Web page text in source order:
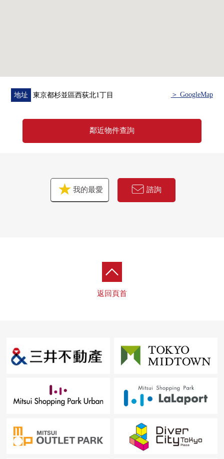
首先，在免付費專線，請命令擁有房地產的概要。
※以首都圏為中心，也承受關於杉並區周圍以外的房地產
的出售的需討論。
地址 東京都杉並區西荻北1丁目 ＞ GoogleMap
鄰近物件查詢
我的最愛 諮詢
返回頁首